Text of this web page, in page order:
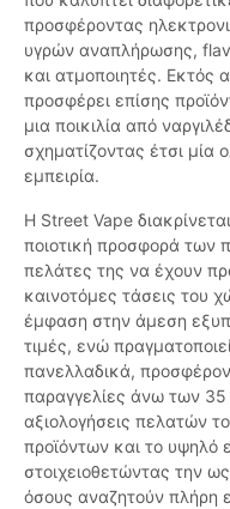
προσφέροντας
υγρών αναπλήρωσης,
και ατμοποιητές. Εκτός
προσφέρει επίσης
μια ποικιλία από
σχηματίζοντας έτσι μία
εμπειρία.
Η Street Vape
ποιοτική προσφορά των
πελάτες της να έχουν
καινοτόμες τάσεις του
έμφαση στην άμεση
τιμές, ενώ
πανελλαδικά,
παραγγελίες άνω των 35
αξιολογήσεις πελατών
προϊόντων και το υψηλό
στοιχειοθετώντας την
όσους αναζητούν πλήρη